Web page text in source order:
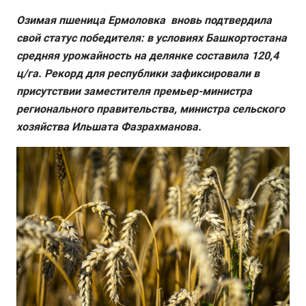
Озимая пшеница Ермоловка вновь подтвердила
свой статус победителя: в условиях Башкортостана
средняя урожайность на делянке составила 120,4
ц/га. Рекорд для республики зафиксировали в
присутствии заместителя премьер-министра
регионального правительства, министра сельского
хозяйства Ильшата Фазрахманова.